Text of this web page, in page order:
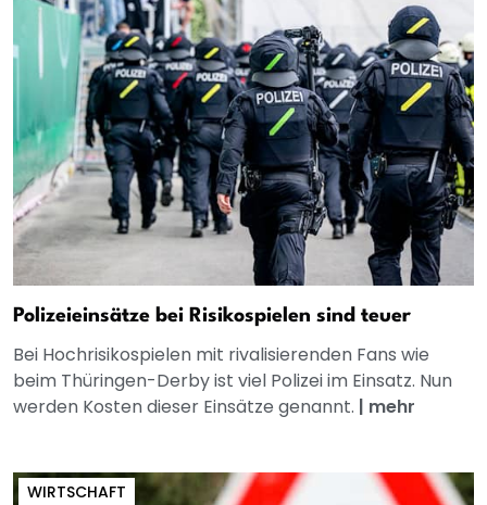
Polizeieinsätze bei Risikospielen sind teuer
Bei Hochrisikospielen mit rivalisierenden Fans wie
beim Thüringen-Derby ist viel Polizei im Einsatz. Nun
werden Kosten dieser Einsätze genannt. | mehr
WIRTSCHAFT